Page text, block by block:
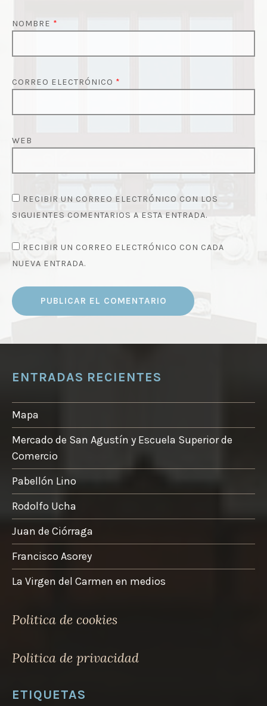
NOMBRE *
CORREO ELECTRÓNICO *
WEB
RECIBIR UN CORREO ELECTRÓNICO CON LOS
SIGUIENTES COMENTARIOS A ESTA ENTRADA.
RECIBIR UN CORREO ELECTRÓNICO CON CADA
NUEVA ENTRADA.
ENTRADAS RECIENTES
Mapa
Mercado de San Agustín y Escuela Superior de
Comercio
Pabellón Lino
Rodolfo Ucha
Juan de Ciórraga
Francisco Asorey
La Virgen del Carmen en medios
Politica de cookies
Politica de privacidad
ETIQUETAS